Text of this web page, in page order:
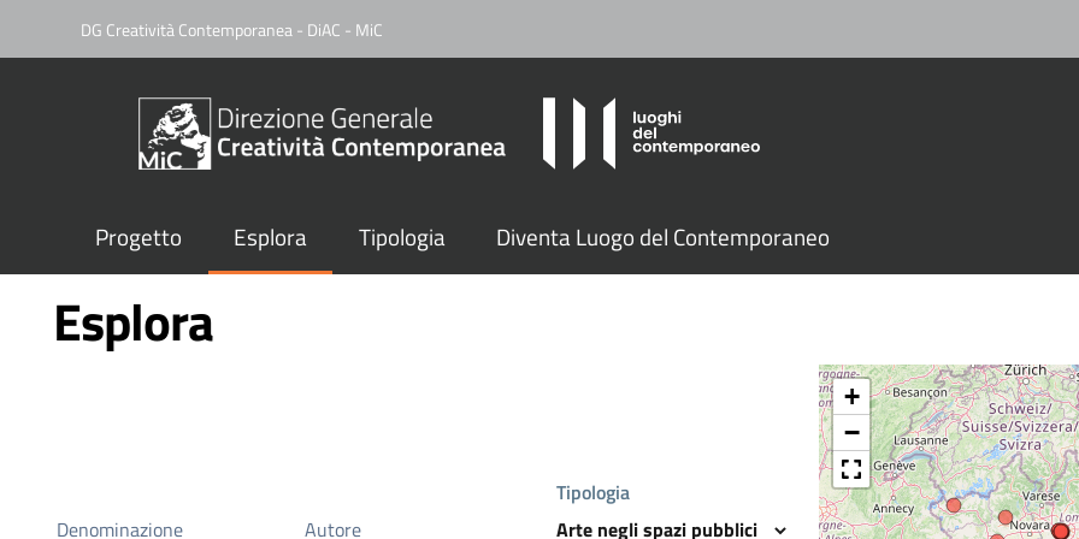
DG Creatività Contemporanea - DiAC - MiC
Progetto Esplora Tipologia Diventa Luogo del Contemporaneo
Esplora
Denominazione Autore
Tipologia
+
−